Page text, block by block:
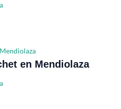
en Mendiolaza